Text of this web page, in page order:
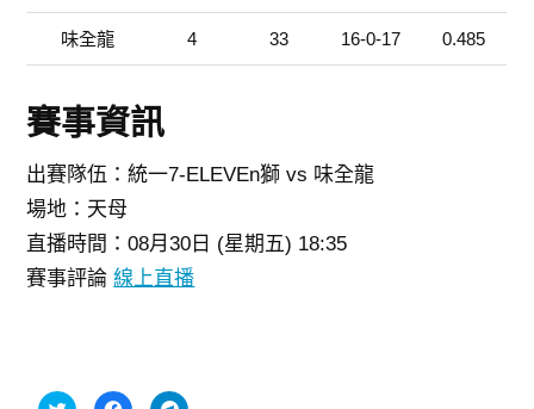
味全龍 4 33 16-0-17 0.485
賽事資訊
出賽隊伍：統一7-ELEVEn獅 vs 味全龍
場地：天母
直播時間：08月30日 (星期五) 18:35
賽事評論線上直播